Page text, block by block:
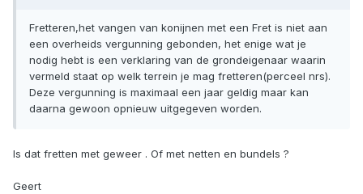
Fretteren,het vangen van konijnen met een Fret is niet aan
een overheids vergunning gebonden, het enige wat je
nodig hebt is een verklaring van de grondeigenaar waarin
vermeld staat op welk terrein je mag fretteren(perceel nrs).
Deze vergunning is maximaal een jaar geldig maar kan
daarna gewoon opnieuw uitgegeven worden.
Is dat fretten met geweer . Of met netten en bundels ?
Geert